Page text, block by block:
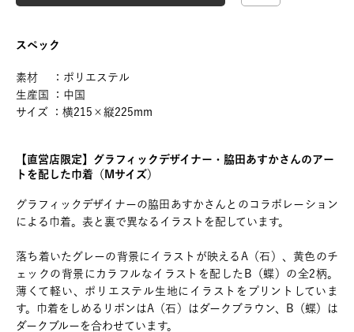
スペック
素材 ：ポリエステル
生産国 ：中国
サイズ ：横215×縦225mm
【直営店限定】グラフィックデザイナー・脇田あすかさんのアー
トを配した巾着（Mサイズ）
グラフィックデザイナーの脇田あすかさんとのコラボレーション
による巾着。表と裏で異なるイラストを配しています。
落ち着いたグレーの背景にイラストが映えるA（石）、黄色のチ
ェックの背景にカラフルなイラストを配したB（蝶）の全2柄。
薄くて軽い、ポリエステル生地にイラストをプリントしていま
す。巾着をしめるリボンはA（石）はダークブラウン、B（蝶）は
ダークブルーを合わせています。